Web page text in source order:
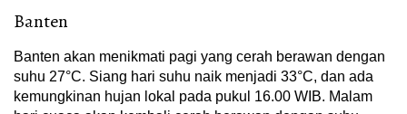
Banten
Banten akan menikmati pagi yang cerah berawan dengan
suhu 27°C. Siang hari suhu naik menjadi 33°C, dan ada
kemungkinan hujan lokal pada pukul 16.00 WIB. Malam